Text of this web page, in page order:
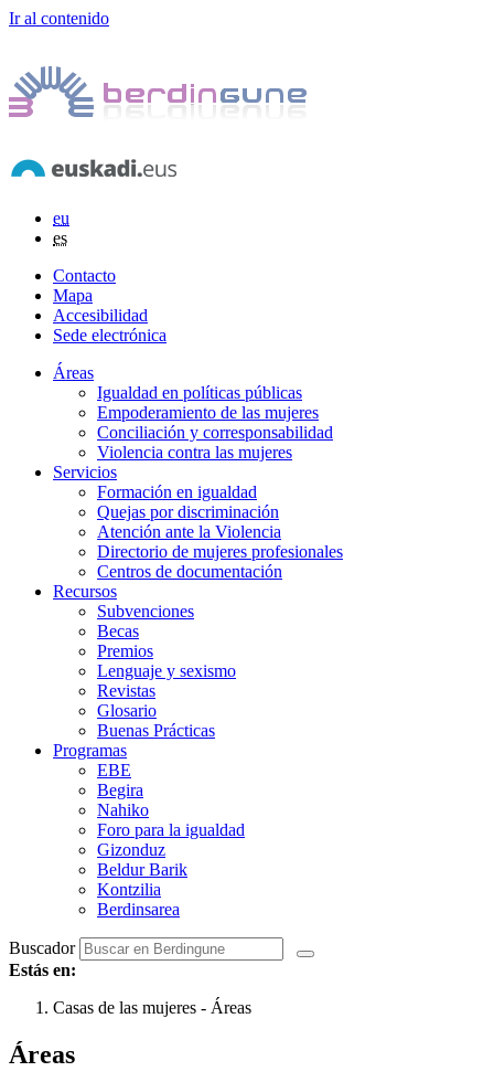
Ir al contenido
eu
es
Contacto
Mapa
Accesibilidad
Sede electrónica
Áreas
Igualdad en políticas públicas
Empoderamiento de las mujeres
Conciliación y corresponsabilidad
Violencia contra las mujeres
Servicios
Formación en igualdad
Quejas por discriminación
Atención ante la Violencia
Directorio de mujeres profesionales
Centros de documentación
Recursos
Subvenciones
Becas
Premios
Lenguaje y sexismo
Revistas
Glosario
Buenas Prácticas
Programas
EBE
Begira
Nahiko
Foro para la igualdad
Gizonduz
Beldur Barik
Kontzilia
Berdinsarea
Buscador
Estás en:
Casas de las mujeres - Áreas
Áreas